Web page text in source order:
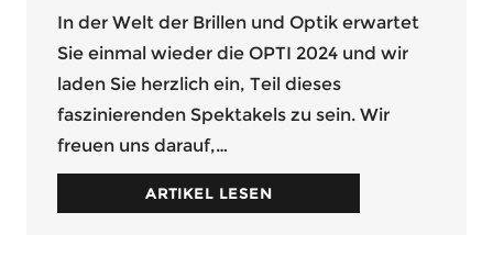
In der Welt der Brillen und Optik erwartet
Sie einmal wieder die OPTI 2024 und wir
laden Sie herzlich ein, Teil dieses
faszinierenden Spektakels zu sein. Wir
freuen uns darauf,…
ARTIKEL LESEN